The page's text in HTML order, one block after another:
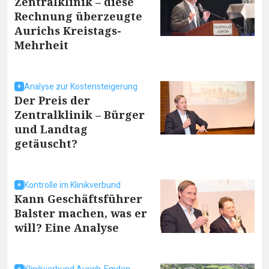
Rechnung überzeugte
Aurichs Kreistags-
Mehrheit
Analyse zur Kostensteigerung
Der Preis der
Zentralklinik – Bürger
und Landtag
getäuscht?
Kontrolle im Klinikverbund
Kann Geschäftsführer
Balster machen, was er
will? Eine Analyse